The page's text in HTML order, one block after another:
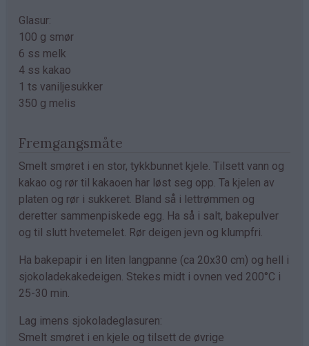
Glasur:
100 g smør
6 ss melk
4 ss kakao
1 ts vaniljesukker
350 g melis
Fremgangsmåte
Smelt smøret i en stor, tykkbunnet kjele. Tilsett vann og
kakao og rør til kakaoen har løst seg opp. Ta kjelen av
platen og rør i sukkeret. Bland så i lettrømmen og
deretter sammenpiskede egg. Ha så i salt, bakepulver
og til slutt hvetemelet. Rør deigen jevn og klumpfri.
Ha bakepapir i en liten langpanne (ca 20x30 cm) og hell i
sjokoladekakedeigen. Stekes midt i ovnen ved 200°C i
25-30 min.
Lag imens sjokoladeglasuren:
Smelt smøret i en kjele og tilsett de øvrige